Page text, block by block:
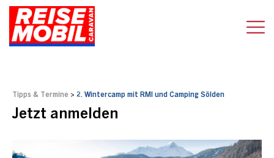
Tipps & Termine > 2. Wintercamp mit RMI und Camping Sölden
Jetzt anmelden